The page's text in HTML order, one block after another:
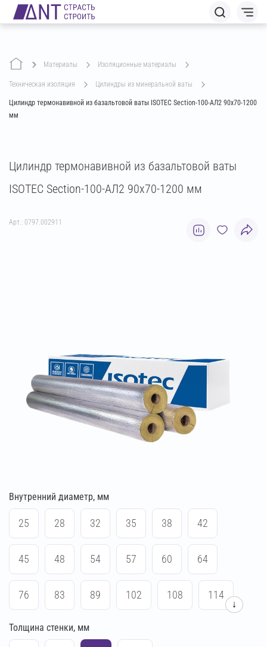
Материалы изоляционные материалы
техническая изоляция цилиндры из минеральной ваты
Цилиндр термонавивной из базальтовой ваты ISOTEC Section-100-АЛ2 90х70-1200
мм
Цилиндр термонавивной из базальтовой ваты
ISOTEC Section-100-АЛ2 90х70-1200 мм
Арт.: 0797.002911
Внутренний диаметр, мм
25 28 32 35 38 42
45 48 54 57 60 64
76 83 89 102 108 114
133 140
↓
Толщина стенки, мм